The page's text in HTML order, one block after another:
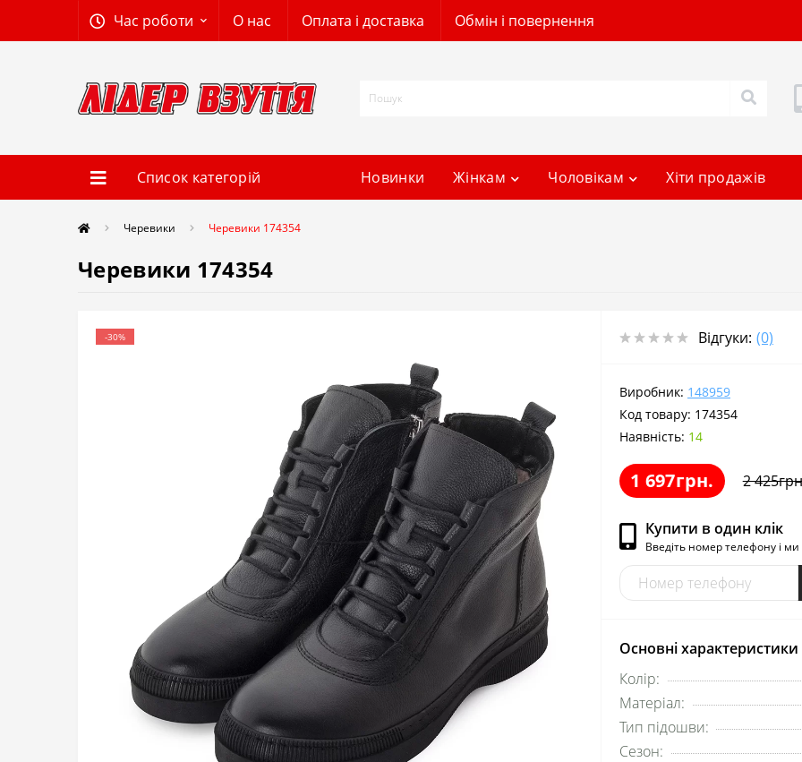
Час роботи О нас Оплата і доставка Обмін і повернення
Список категорій Новинки Жінкам Чоловікам Хіти продажів
Черевики Черевики 174354
Черевики 174354
-30% Відгуки: (0)
Виробник: 148959
Код товару: 174354
Наявність: 14
1 697грн. 2
Купити в один клік
Введіть номер телефону і
Основні характеристики
Колір:
Матеріал:
Тип підошви:
Сезон: